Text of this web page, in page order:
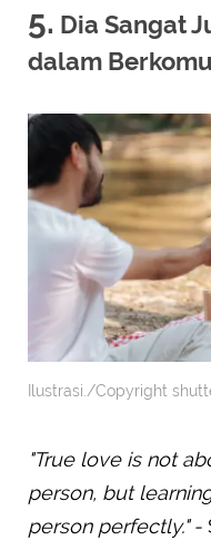
5. Dia Sangat
dalam
Ilustrasi./Copyright
"True love is not
person, but
person perfectly." -